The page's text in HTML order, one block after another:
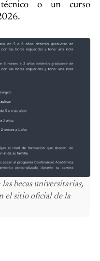
o un curso
becas universitarias,
el sitio oficial de la